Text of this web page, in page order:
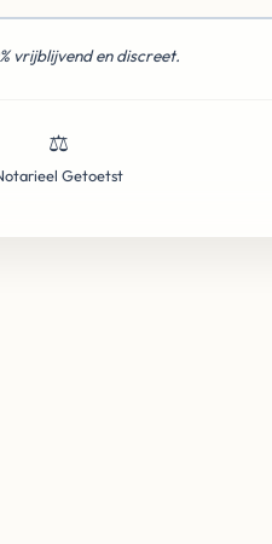
vrijblijvend en discreet.
⚖️
Getoetst